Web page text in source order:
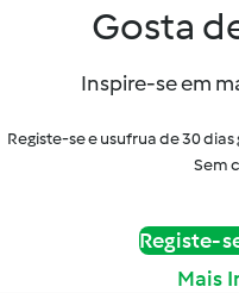
Gosta
Inspire-se em
Registe-se e usufrua de 30
Sem
Registe-
Mais